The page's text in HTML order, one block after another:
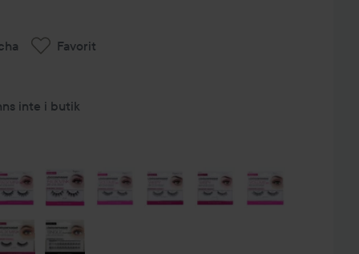
Favorit
inte i butik